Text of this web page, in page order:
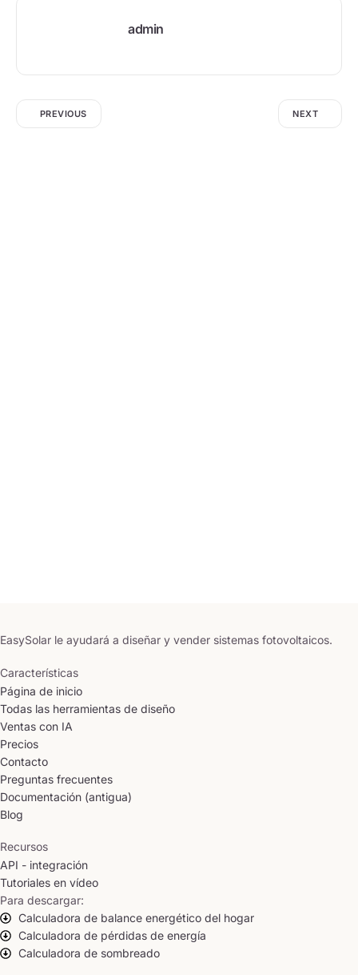
admin
PREVIOUS NEXT
EasySolar le ayudará a diseñar y vender sistemas fotovoltaicos.
Características
Página de inicio
Todas las herramientas de diseño
Ventas con IA
Precios
Contacto
Preguntas frecuentes
Documentación (antigua)
Blog
Recursos
API - integración
Tutoriales en vídeo
Para descargar:
Calculadora de balance energético del hogar
Calculadora de pérdidas de energía
Calculadora de sombreado